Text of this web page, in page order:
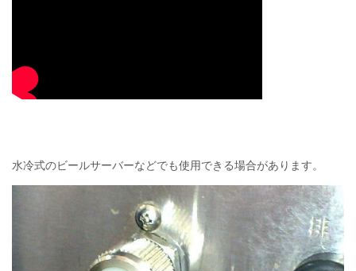
水冷式のビールサーバーなどでも使用できる場合があります。